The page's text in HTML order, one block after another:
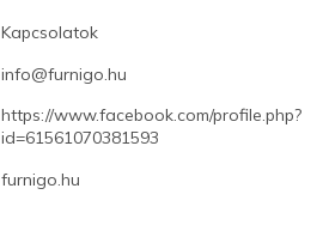
Kapcsolatok
info@furnigo.hu
https://www.facebook.com/profile.php?
id=61561070381593
furnigo.hu